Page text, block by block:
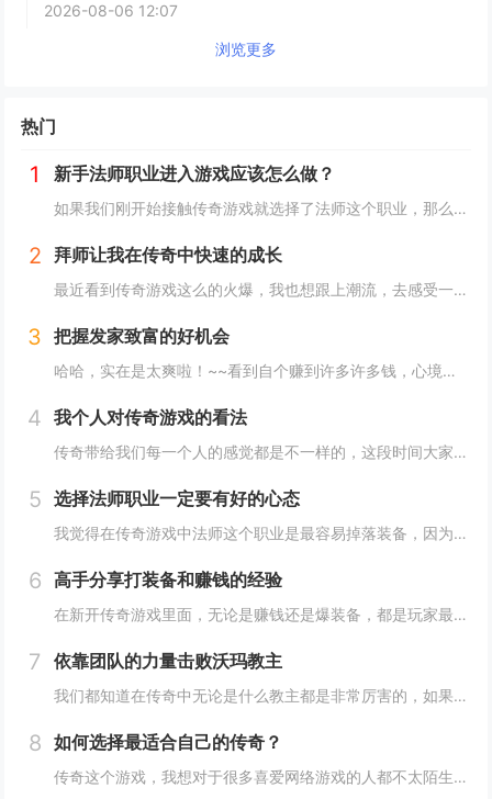
2026-08-06 12:07
浏览更多
热门
1 新手法师职业进入游戏应该怎么做？
如果我们刚开始接触传奇游戏就选择了法师这个职业，那么可以享受到比较好的视觉效果，因为法师这个职业的技能是非常炫酷的。而且这个职业也有许多的女性玩家在玩。当我们进入游戏，以后我们可以选择自己的游戏职业。我们可以直接选择法师职业性别的话，我们...
2 拜师让我在传奇中快速的成长
最近看到传奇游戏这么的火爆，我也想跟上潮流，去感受一下游戏的乐趣。但是也不知道为什么，不管我怎么玩，都很难强大起来，这样自然也就无法体验到游戏的乐趣，所以在我自己尝试了几天以后，我发现我对于这款游戏真的没有感觉，于是就想要放弃。也就是这个...
3 把握发家致富的好机会
哈哈，实在是太爽啦！~~看到自个赚到许多许多钱，心境是反常的高兴啊。。尽管这些钱，仅仅在新开传奇私服中，才干运用，但也不错啦。。在传奇的国际，能实现变成百万富翁的梦也很赞！~~嘿嘿，通知我们个发财致富的秘密哦，错过了这个时机，你会很惋惜的！...
4 我个人对传奇游戏的看法
传奇带给我们每一个人的感觉都是不一样的，这段时间大家都在不断的争论平衡点这个问题，我觉得传奇对于这个问题设定的就非常合理，每个职业都相互克制，每个职业又能互相弥补，这是传奇里面做的非常完美的表现，暂时这个职业是传奇，里面一个近战强大的职业...
5 选择法师职业一定要有好的心态
我觉得在传奇游戏中法师这个职业是最容易掉落装备，因为法师这个职业比较脆弱，所以在游戏中经常死亡。但是在这里我并不是说法师职业不厉害，法师最厉害的技能就是魔法技能，但是这个职业本身也存在着许多的缺点。血比较少就是法师最大的致命弱点。无论是在...
6 高手分享打装备和赚钱的经验
在新开传奇游戏里面，无论是赚钱还是爆装备，都是玩家最为关心的话题，是玩家讨论的最多的一个话题，有哪些地方是比较容易赚钱和打装备的呢？记得我在这里就和大家一起分享一下打装备和赚钱的一些游戏心得，希望能够帮助大家在传奇中快速的成长。...
7 依靠团队的力量击败沃玛教主
我们都知道在传奇中无论是什么教主都是非常厉害的，如果我们在游戏中想要单挑教主的话，结局是非常凄凉的。我现在的等级已经达到了30级。我在游戏中选择的是法师职业，不过以我的能力还是没有办法单挑教主，因为这个破事实在是太厉害了，所以想要成功的击...
8 如何选择最适合自己的传奇？
传奇这个游戏，我想对于很多喜爱网络游戏的人都不太陌生，因为就算你没有玩过这个游戏，也一定听说过他的大名，我们在玩传奇的时候都会选择一个自己喜欢的版本和职业，这样在传奇中才能体验到现实生活当中体验不到的乐趣，特别是很多的玩家都比较喜欢在游戏...